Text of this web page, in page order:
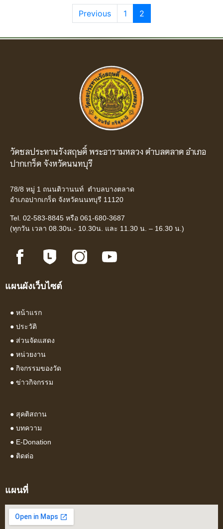
Previous 1 2
วัดชลประทานรังสฤษดิ์ พระอารามหลวง ตำบลตลาด อำเภอ
ปากเกร็ด จังหวัดนนทบุรี
78/8 หมู่ 1 ถนนติวานนท์ ตำบลบางตลาด
อำเภอปากเกร็ด จังหวัดนนทบุรี 11120
Tel. 02-583-8845 หรือ 061-680-3687
(ทุกวัน เวลา 08.30น.- 10.30น. และ 11.30 น. – 16.30 น.)
แผนผังเว็บไซต์
● หน้าแรก
● ประวัติ
● ส่วนจัดแสดง
● หน่วยงาน
● กิจกรรมของวัด
● ข่าวกิจกรรม
● สุคติสถาน
● บทความ
● E-Donation
● ติดต่อ
แผนที่